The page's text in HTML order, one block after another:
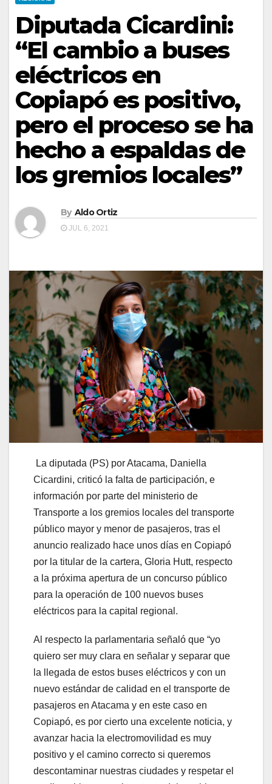
Diputada Cicardini:
“El cambio a buses
eléctricos en
Copiapó es positivo,
pero el proceso se ha
hecho a espaldas de
los gremios locales”
By Aldo Ortiz
JUL 6, 2021
La diputada (PS) por Atacama, Daniella
Cicardini, criticó la falta de participación, e
información por parte del ministerio de
Transporte a los gremios locales del transporte
público mayor y menor de pasajeros, tras el
anuncio realizado hace unos días en Copiapó
por la titular de la cartera, Gloria Hutt, respecto
a la próxima apertura de un concurso público
para la operación de 100 nuevos buses
eléctricos para la capital regional.
Al respecto la parlamentaria señaló que “yo
quiero ser muy clara en señalar y separar que
la llegada de estos buses eléctricos y con un
nuevo estándar de calidad en el transporte de
pasajeros en Atacama y en este caso en
Copiapó, es por cierto una excelente noticia, y
avanzar hacia la electromovilidad es muy
positivo y el camino correcto si queremos
descontaminar nuestras ciudades y respetar el